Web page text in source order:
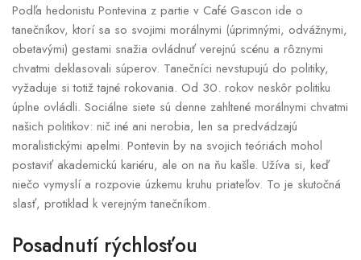
Podľa hedonistu Pontevina z partie v Café Gascon ide o
tanečníkov, ktorí sa so svojimi morálnymi (úprimnými, odvážnymi,
obetavými) gestami snažia ovládnuť verejnú scénu a rôznymi
chvatmi deklasovali súperov. Tanečníci nevstupujú do politiky,
vyžaduje si totiž tajné rokovania. Od 30. rokov neskôr politiku
úplne ovládli. Sociálne siete sú denne zahltené morálnymi chvatmi
našich politikov: nič iné ani nerobia, len sa predvádzajú
moralistickými apelmi. Pontevin by na svojich teóriách mohol
postaviť akademickú kariéru, ale on na ňu kašle. Užíva si, keď
niečo vymyslí a rozpovie úzkemu kruhu priateľov. To je skutočná
slasť, protiklad k verejným tanečníkom.
Posadnutí rýchlosťou